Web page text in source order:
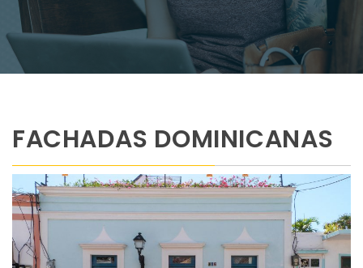
FACHADAS DOMINICANAS